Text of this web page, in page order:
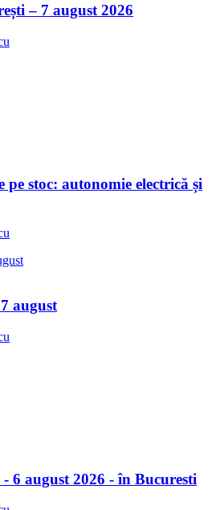
– 7 august 2026
stoc: autonomie electrică și
august
6 august 2026 - în Bucuresti